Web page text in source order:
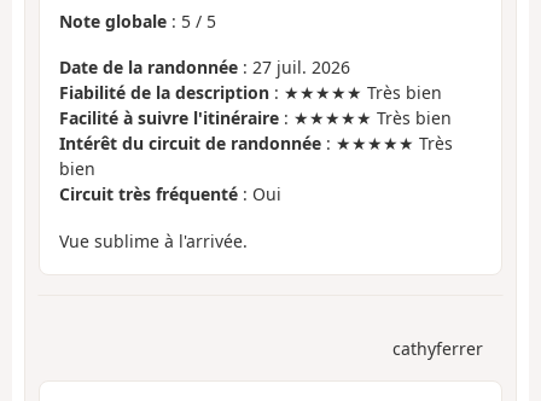
Note globale : 5 / 5
Date de la randonnée : 27 juil. 2026
Fiabilité de la description : ★★★★★ Très bien
Facilité à suivre l'itinéraire : ★★★★★ Très bien
Intérêt du circuit de randonnée : ★★★★★ Très
bien
Circuit très fréquenté : Oui
Vue sublime à l'arrivée.
cathyferrer